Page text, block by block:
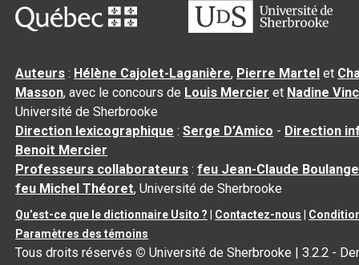
Auteurs : Hélène Cajolet-Laganière, Pierre Martel et
Masson, avec le concours de Louis Mercier et Nadine
Université de Sherbrooke
Direction lexicographique :Serge D’Amico - Direction
Benoit Mercier
Professeurs collaborateurs :feu Jean-Claude
feu Michel Théoret, Université de Sherbrooke
Qu’est-ce que le dictionnaire Usito ? Contactez-nous
Paramètres des témoins
Tous droits réservés © Université de Sherbrooke |3.2.2 -